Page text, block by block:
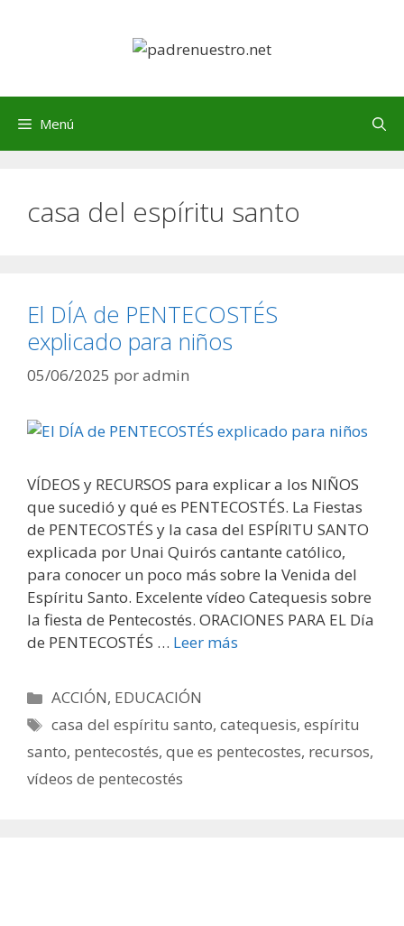
Menú
casa del espíritu santo
El DÍA de PENTECOSTÉS
explicado para niños
05/06/2025 poradmin
VÍDEOS y RECURSOS para explicar a los NIÑOS
que sucedió y qué es PENTECOSTÉS. La Fiestas
de PENTECOSTÉS y la casa del ESPÍRITU SANTO
explicada por Unai Quirós cantante católico,
para conocer un poco más sobre la Venida del
Espíritu Santo. Excelente vídeo Catequesis sobre
la fiesta de Pentecostés. ORACIONES PARA EL Día
de PENTECOSTÉS … Leer más
Categorías
ACCIÓN, EDUCACIÓN
Etiquetas
casa del espíritu santo,catequesis,espíritu
santo, pentecostés, que es pentecostes, recursos,
vídeos de pentecostés